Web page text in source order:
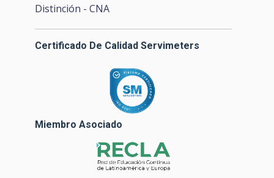
Distinción - CNA
Certificado De Calidad Servimeters
Miembro Asociado